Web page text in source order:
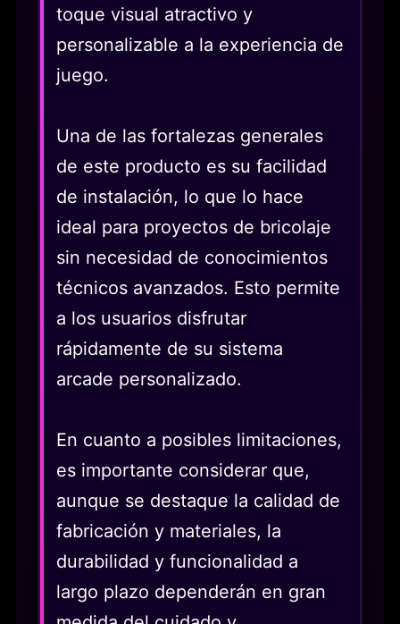
toque visual atractivo y
personalizable a la experiencia de
juego.
Una de las fortalezas generales
de este producto es su facilidad
de instalación, lo que lo hace
ideal para proyectos de bricolaje
sin necesidad de conocimientos
técnicos avanzados. Esto permite
a los usuarios disfrutar
rápidamente de su sistema
arcade personalizado.
En cuanto a posibles limitaciones,
es importante considerar que,
aunque se destaque la calidad de
fabricación y materiales, la
durabilidad y funcionalidad a
largo plazo dependerán en gran